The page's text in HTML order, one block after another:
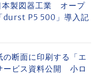
本製図器工業 オープ
P5 500」導入記
断面に印刷する「エ
ービス資料公開 小ロ